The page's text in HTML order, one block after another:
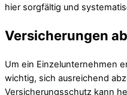
hier sorgfältig und
Versicherungen
Um ein Einzelunternehmen
wichtig, sich ausreichend
Versicherungsschutz kann